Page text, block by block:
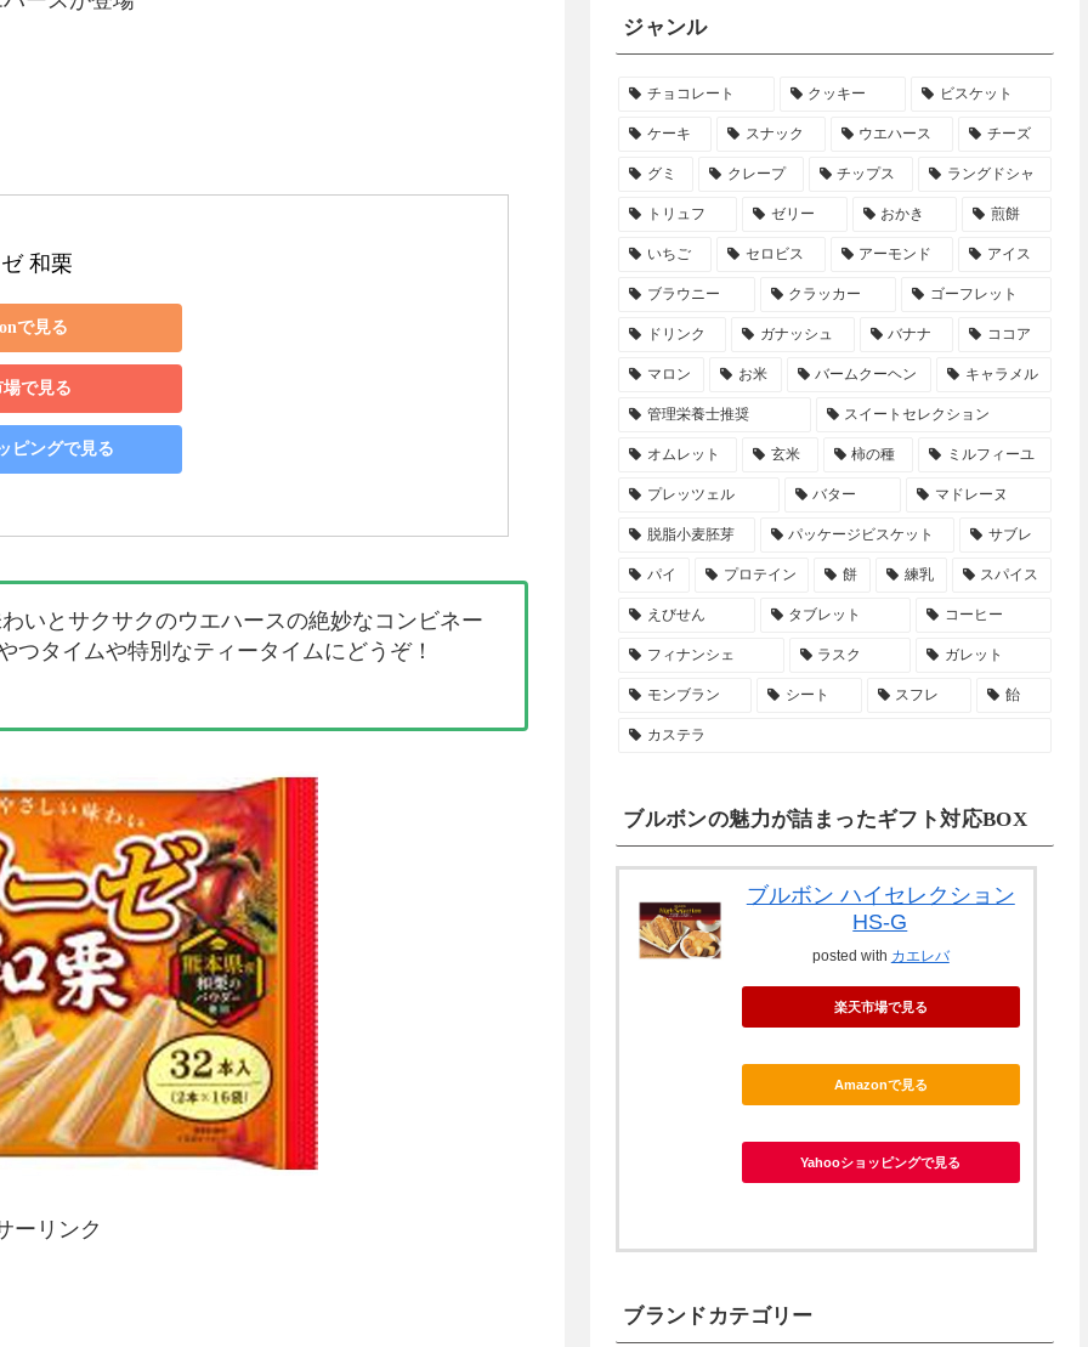
和栗
で見る
で見る
ピングで見る
いとサクサクのウエハースの絶妙なコンビネー
タイムや特別なティータイムにどうぞ！
ーリンク
ジャンル
チョコレート クッキー ビスケット
ケーキ スナック ウエハース チーズ
グミ クレープ チップス ラングドシャ
トリュフ ゼリー おかき 煎餅
いちご セロビス アーモンド アイス
ブラウニー クラッカー ゴーフレット
ドリンク ガナッシュ バナナ ココア
マロン お米 バームクーヘン キャラメル
管理栄養士推奨 スイートセレクション
オムレット 玄米 柿の種 ミルフィーユ
プレッツェル バター マドレーヌ
脱脂小麦胚芽 パッケージビスケット サブレ
パイ プロテイン 餅 練乳 スパイス
えびせん タブレット コーヒー
フィナンシェ ラスク ガレット
モンブラン シート スフレ 飴
カステラ
ブルボンの魅力が詰まったギフト対応BOX
ブルボン ハイセレクション
HS-G
posted with カエレバ
楽天市場で見る
Amazonで見る
Yahooショッピングで見る
ブランドカテゴリー